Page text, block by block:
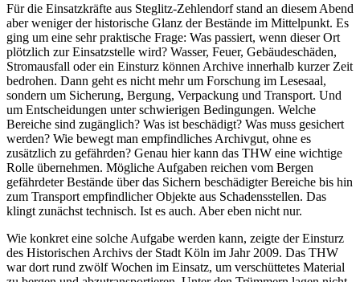
Für die Einsatzkräfte aus Steglitz-Zehlendorf stand an diesem Abend
aber weniger der historische Glanz der Bestände im Mittelpunkt. Es
ging um eine sehr praktische Frage: Was passiert, wenn dieser Ort
plötzlich zur Einsatzstelle wird? Wasser, Feuer, Gebäudeschäden,
Stromausfall oder ein Einsturz können Archive innerhalb kurzer Zeit
bedrohen. Dann geht es nicht mehr um Forschung im Lesesaal,
sondern um Sicherung, Bergung, Verpackung und Transport. Und
um Entscheidungen unter schwierigen Bedingungen. Welche
Bereiche sind zugänglich? Was ist beschädigt? Was muss gesichert
werden? Wie bewegt man empfindliches Archivgut, ohne es
zusätzlich zu gefährden? Genau hier kann das THW eine wichtige
Rolle übernehmen. Mögliche Aufgaben reichen vom Bergen
gefährdeter Bestände über das Sichern beschädigter Bereiche bis hin
zum Transport empfindlicher Objekte aus Schadensstellen. Das
klingt zunächst technisch. Ist es auch. Aber eben nicht nur.
Wie konkret eine solche Aufgabe werden kann, zeigte der Einsturz
des Historischen Archivs der Stadt Köln im Jahr 2009. Das THW
war dort rund zwölf Wochen im Einsatz, um verschüttetes Material